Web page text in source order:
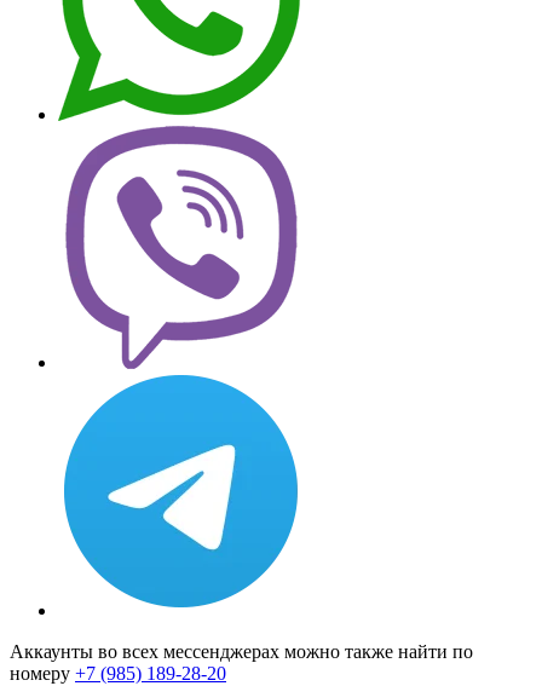
Аккаунты во всех мессенджерах можно также найти по
номеру +7 (985) 189-28-20